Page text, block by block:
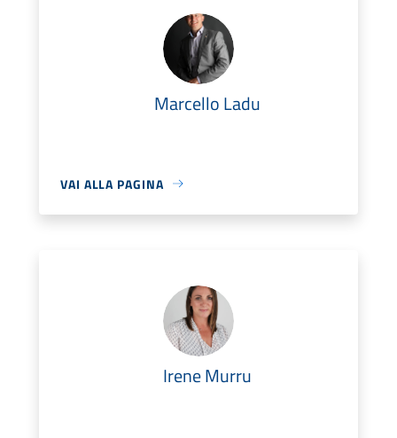
Marcello Ladu
VAI ALLA PAGINA
Irene Murru